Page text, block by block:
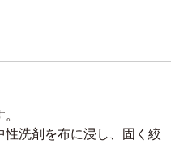
性洗剤を布に浸し、固く絞